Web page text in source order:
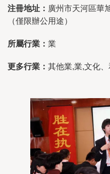
注冊地址： 廣州市天河區華
（僅限辦公用途）
所屬行業： 業
更多行業： 其他業,業,文化、